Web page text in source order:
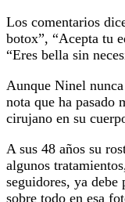
Los comentarios
botox”, “Acepta tu
“Eres bella sin
Aunque Ninel
nota que ha pasado
cirujano en su
A sus 48 años su
algunos
seguidores, ya
sobre todo en esa